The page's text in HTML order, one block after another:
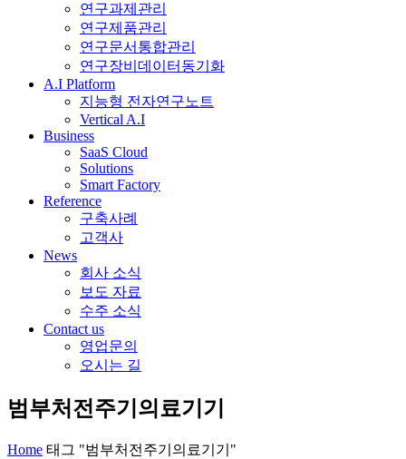
연구과제관리
연구제품관리
연구문서통합관리
연구장비데이터동기화
A.I Platform
지능형 전자연구노트
Vertical A.I
Business
SaaS Cloud
Solutions
Smart Factory
Reference
구축사례
고객사
News
회사 소식
보도 자료
수주 소식
Contact us
영업문의
오시는 길
범부처전주기의료기기
Home 태그 "범부처전주기의료기기"